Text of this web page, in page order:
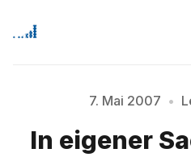
Signup
Bitte geben Sie
7. Mai 2007 •
In eigener